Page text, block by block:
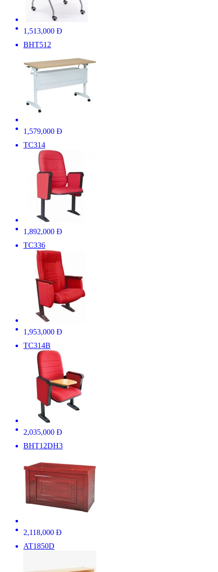
1,513,000 Đ
BHT512
1,579,000 Đ
TC314
1,892,000 Đ
TC336
1,953,000 Đ
TC314B
2,035,000 Đ
BHT12DH3
2,118,000 Đ
AT1850D